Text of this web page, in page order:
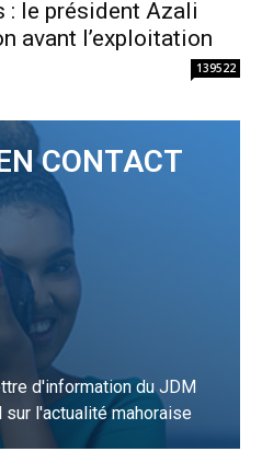
: le président Azali
avant l’exploitation
139522
CONTACT
d'information du JDM
l'actualité mahoraise